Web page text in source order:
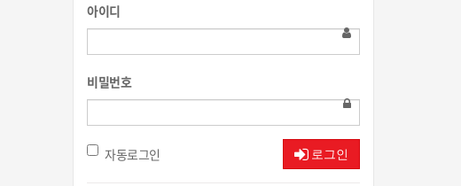
아이디
비밀번호
자동로그인 로그인